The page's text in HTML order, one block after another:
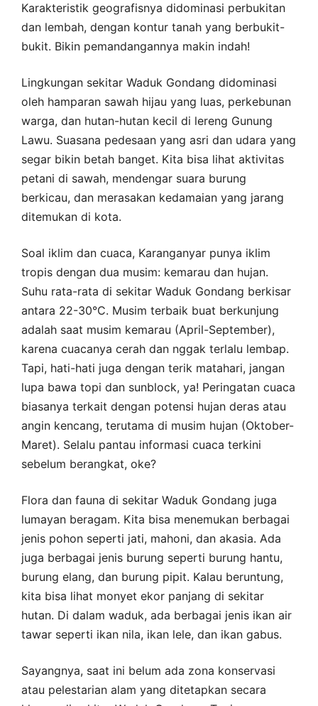
Karakteristik geografisnya didominasi perbukitan
dan lembah, dengan kontur tanah yang berbukit-
bukit. Bikin pemandangannya makin indah!
Lingkungan sekitar Waduk Gondang didominasi
oleh hamparan sawah hijau yang luas, perkebunan
warga, dan hutan-hutan kecil di lereng Gunung
Lawu. Suasana pedesaan yang asri dan udara yang
segar bikin betah banget. Kita bisa lihat aktivitas
petani di sawah, mendengar suara burung
berkicau, dan merasakan kedamaian yang jarang
ditemukan di kota.
Soal iklim dan cuaca, Karanganyar punya iklim
tropis dengan dua musim: kemarau dan hujan.
Suhu rata-rata di sekitar Waduk Gondang berkisar
antara 22-30°C. Musim terbaik buat berkunjung
adalah saat musim kemarau (April-September),
karena cuacanya cerah dan nggak terlalu lembap.
Tapi, hati-hati juga dengan terik matahari, jangan
lupa bawa topi dan sunblock, ya! Peringatan cuaca
biasanya terkait dengan potensi hujan deras atau
angin kencang, terutama di musim hujan (Oktober-
Maret). Selalu pantau informasi cuaca terkini
sebelum berangkat, oke?
Flora dan fauna di sekitar Waduk Gondang juga
lumayan beragam. Kita bisa menemukan berbagai
jenis pohon seperti jati, mahoni, dan akasia. Ada
juga berbagai jenis burung seperti burung hantu,
burung elang, dan burung pipit. Kalau beruntung,
kita bisa lihat monyet ekor panjang di sekitar
hutan. Di dalam waduk, ada berbagai jenis ikan air
tawar seperti ikan nila, ikan lele, dan ikan gabus.
Sayangnya, saat ini belum ada zona konservasi
atau pelestarian alam yang ditetapkan secara